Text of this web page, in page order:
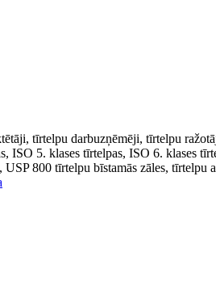
tīrtelpu darbuzņēmēji, tīrtelpu
ISO 5. klases tīrtelpas, ISO 6. klases
800 tīrtelpu bīstamās zāles, tīrtelpu